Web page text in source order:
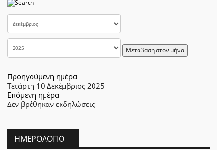
Μετάβαση στον μήνα
Προηγούμενη ημέρα
Τετάρτη 10 Δεκέμβριος 2025
Επόμενη ημέρα
Δεν βρέθηκαν εκδηλώσεις
ΗΜΕΡΟΛΌΓΙΟ